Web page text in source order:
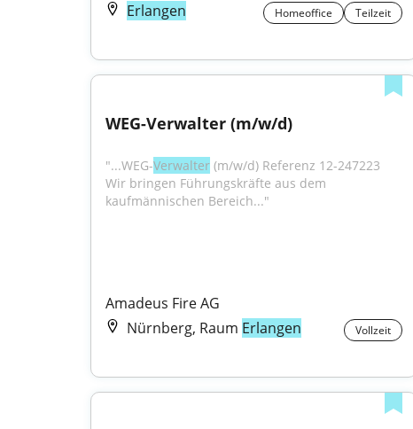
Erlangen
Homeoffice Teilzeit
WEG-Verwalter (m/w/d)
"...WEG-Verwalter (m/w/d) Referenz 12-247223
Wir bringen Führungskräfte aus dem
kaufmännischen Bereich..."
Amadeus Fire AG
Nürnberg, Raum Erlangen Vollzeit